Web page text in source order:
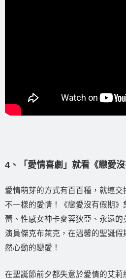
4、「愛情喜劇」就看《戀愛沒
愛情萌芽的方式有百百種，就連
不一樣的愛情！《戀愛沒有假期
蕾、性感女神卡麥蓉狄亞、永遠
演員傑克布萊克，在溫馨的聖誕
然心動的戀愛！
在聖誕節前夕都失意於愛情的艾